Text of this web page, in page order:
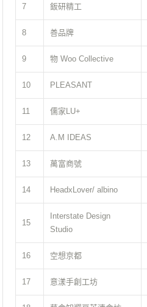
7 鈑研精工
8 善品牌
9 物 Woo Collective
10 PLEASANT
11 儒家LU+
12 A.M IDEAS
13 萬富商號
14 HeadxLover/ albino
15
Interstate Design
Studio
16 空想京都
17 意漾手創工坊